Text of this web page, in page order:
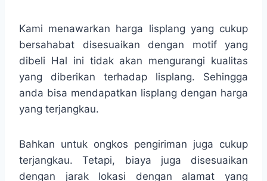
Kami menawarkan harga lisplang yang cukup
bersahabat disesuaikan dengan motif yang
dibeli Hal ini tidak akan mengurangi kualitas
yang diberikan terhadap lisplang. Sehingga
anda bisa mendapatkan lisplang dengan harga
yang terjangkau.
Bahkan untuk ongkos pengiriman juga cukup
terjangkau. Tetapi, biaya juga disesuaikan
dengan jarak lokasi dengan alamat yang